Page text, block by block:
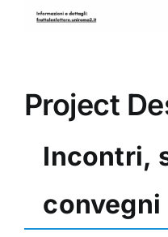
Project
Incontri,
convegni